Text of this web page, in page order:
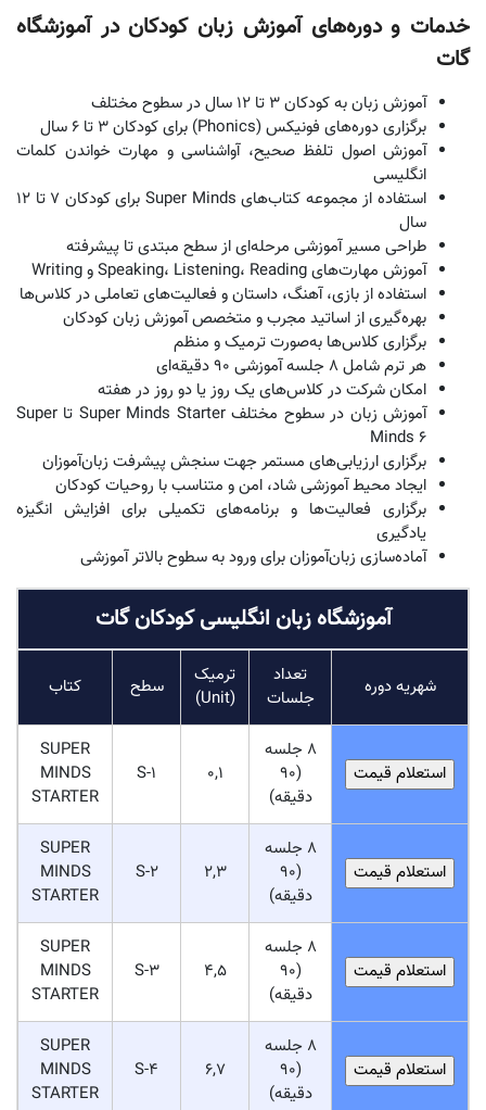
خدمات و دوره‌های آموزش زبان کودکان در آموزشگاه
گات
آموزش زبان به کودکان 3 تا 12 سال در سطوح مختلف
برگزاری دوره‌های فونیکس (Phonics) برای کودکان 3 تا 6 سال
آموزش اصول تلفظ صحیح، آواشناسی و مهارت خواندن کلمات
انگلیسی
استفاده از مجموعه کتاب‌های Super Minds برای کودکان 7 تا 12
سال
طراحی مسیر آموزشی مرحله‌ای از سطح مبتدی تا پیشرفته
آموزش مهارت‌های Speaking، Listening، Reading و Writing
استفاده از بازی، آهنگ، داستان و فعالیت‌های تعاملی در کلاس‌ها
بهره‌گیری از اساتید مجرب و متخصص آموزش زبان کودکان
برگزاری کلاس‌ها به‌صورت ترمیک و منظم
هر ترم شامل 8 جلسه آموزشی 90 دقیقه‌ای
امکان شرکت در کلاس‌های یک روز یا دو روز در هفته
آموزش زبان در سطوح مختلف Super Minds Starter تا Super
Minds 6
برگزاری ارزیابی‌های مستمر جهت سنجش پیشرفت زبان‌آموزان
ایجاد محیط آموزشی شاد، امن و متناسب با روحیات کودکان
برگزاری فعالیت‌ها و برنامه‌های تکمیلی برای افزایش انگیزه
یادگیری
آماده‌سازی زبان‌آموزان برای ورود به سطوح بالاتر آموزشی
آموزشگاه زبان انگلیسی کودکان گات
شهریه دوره
تعداد
جلسات
ترمیک
(Unit)
سطح کتاب
8 جلسه
(90
دقیقه)
0,1
S-1
SUPER
MINDS
STARTER
8 جلسه
(90
دقیقه)
2,3
S-2
SUPER
MINDS
STARTER
8 جلسه
(90
دقیقه)
4,5
S-3
SUPER
MINDS
STARTER
8 جلسه
(90
دقیقه)
6,7
S-4
SUPER
MINDS
STARTER